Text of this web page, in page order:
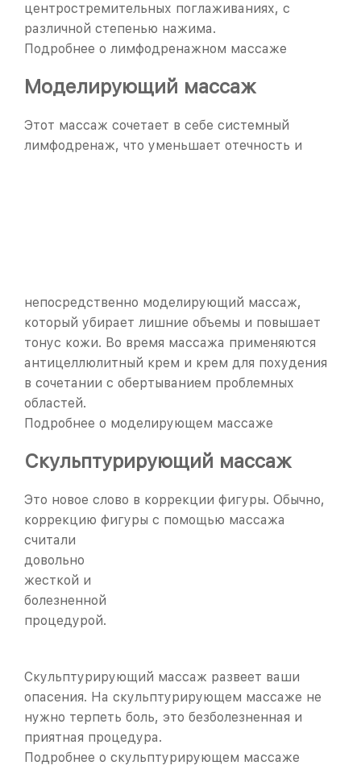
центростремительных поглаживаниях, с
различной степенью нажима.
Подробнее о лимфодренажном массаже
Моделирующий массаж
Этот массаж сочетает в себе системный
лимфодренаж, что уменьшает отечность и
непосредственно моделирующий массаж,
который убирает лишние объемы и повышает
тонус кожи. Во время массажа применяются
антицеллюлитный крем и крем для похудения
в сочетании с обертыванием проблемных
областей.
Подробнее о моделирующем массаже
Скульптурирующий массаж
Это новое слово в коррекции фигуры. Обычно,
коррекцию фигуры с помощью массажа
считали
довольно
жесткой и
болезненной
процедурой.
Скульптурирующий массаж развеет ваши
опасения. На скульптурирующем массаже не
нужно терпеть боль, это безболезненная и
приятная процедура.
Подробнее о скульптурирующем массаже